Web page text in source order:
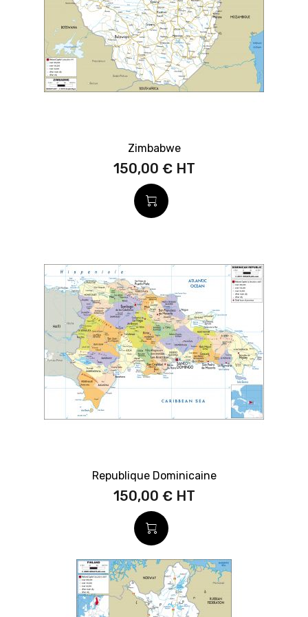
Zimbabwe
150,00 €
Republique Dominicaine
150,00 €